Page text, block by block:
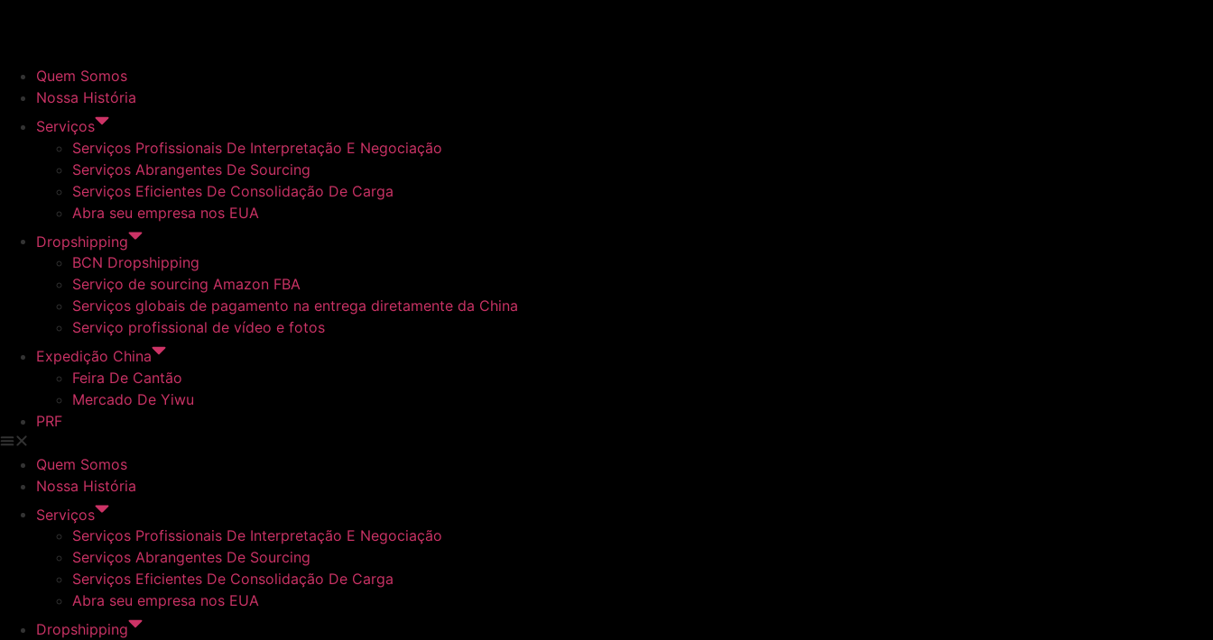
Quem Somos
Nossa História
Serviços
Serviços Profissionais De Interpretação E Negociação
Serviços Abrangentes De Sourcing
Serviços Eficientes De Consolidação De Carga
Abra seu empresa nos EUA
Dropshipping
BCN Dropshipping
Serviço de sourcing Amazon FBA
Serviços globais de pagamento na entrega diretamente da China
Serviço profissional de vídeo e fotos
Expedição China
Feira De Cantão
Mercado De Yiwu
PRF
Quem Somos
Nossa História
Serviços
Serviços Profissionais De Interpretação E Negociação
Serviços Abrangentes De Sourcing
Serviços Eficientes De Consolidação De Carga
Abra seu empresa nos EUA
Dropshipping